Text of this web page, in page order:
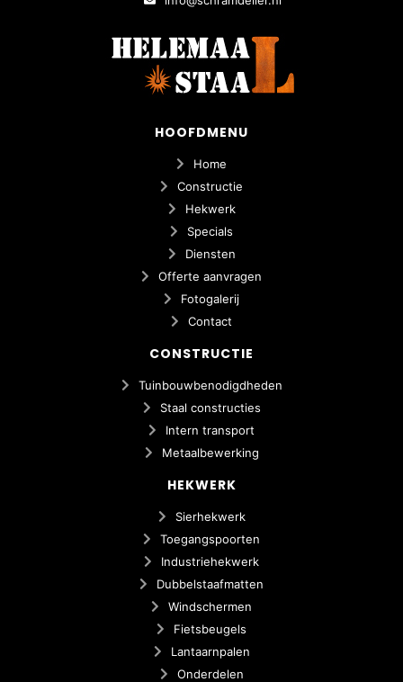
HOOFDMENU
Home
Constructie
Hekwerk
Specials
Diensten
Offerte aanvragen
Fotogalerij
Contact
CONSTRUCTIE
Tuinbouwbenodigdheden
Staal constructies
Intern transport
Metaalbewerking
HEKWERK
Sierhekwerk
Toegangspoorten
Industriehekwerk
Dubbelstaafmatten
Windschermen
Fietsbeugels
Lantaarnpalen
Onderdelen